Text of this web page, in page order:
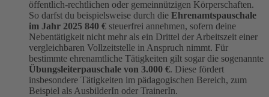
öffentlich-rechtlichen oder gemeinnützigen Körperschaften.
So darfst du beispielsweise durch die Ehrenamtspauschale
im Jahr 2025 840 € steuerfrei annehmen, sofern deine
Nebentätigkeit nicht mehr als ein Drittel der Arbeitszeit einer
vergleichbaren Vollzeitstelle in Anspruch nimmt. Für
bestimmte ehrenamtliche Tätigkeiten gilt sogar die sogenannte
Übungsleiterpauschale von 3.000 €. Diese fördert
insbesondere Tätigkeiten im pädagogischen Bereich, zum
Beispiel als AusbilderIn oder TrainerIn.